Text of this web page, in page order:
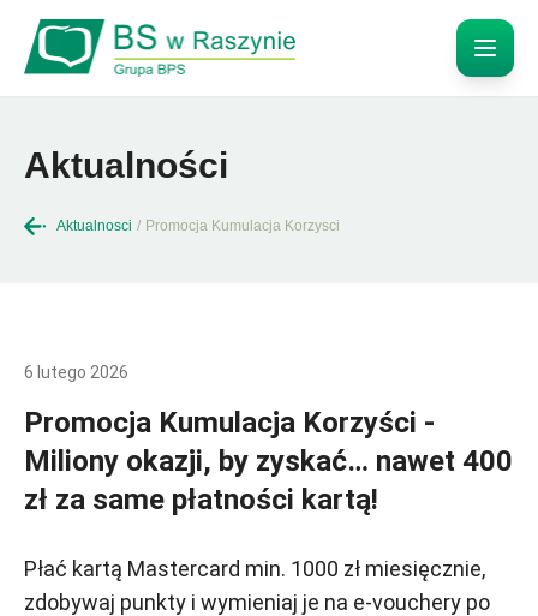
Aktualności
Aktualnosci / Promocja Kumulacja Korzysci
6 lutego 2026
Promocja Kumulacja Korzyści -
Miliony okazji, by zyskać… nawet 400
zł za same płatności kartą!
Płać kartą Mastercard min. 1000 zł miesięcznie,
zdobywaj punkty i wymieniaj je na e‑vouchery po